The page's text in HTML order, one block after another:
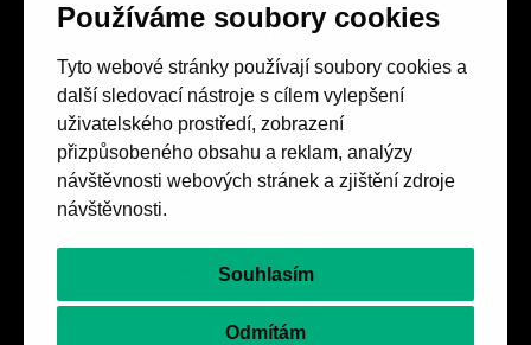
Používáme soubory cookies
Tyto webové stránky používají soubory cookies a
další sledovací nástroje s cílem vylepšení
uživatelského prostředí, zobrazení
přizpůsobeného obsahu a reklam, analýzy
návštěvnosti webových stránek a zjištění zdroje
návštěvnosti.
Souhlasím
Odmítám
Obchodní podmínky
Spolek přátel vydávání
657 42 Brno-střed
objednavky@casopishost.cz
+420 775 995 695